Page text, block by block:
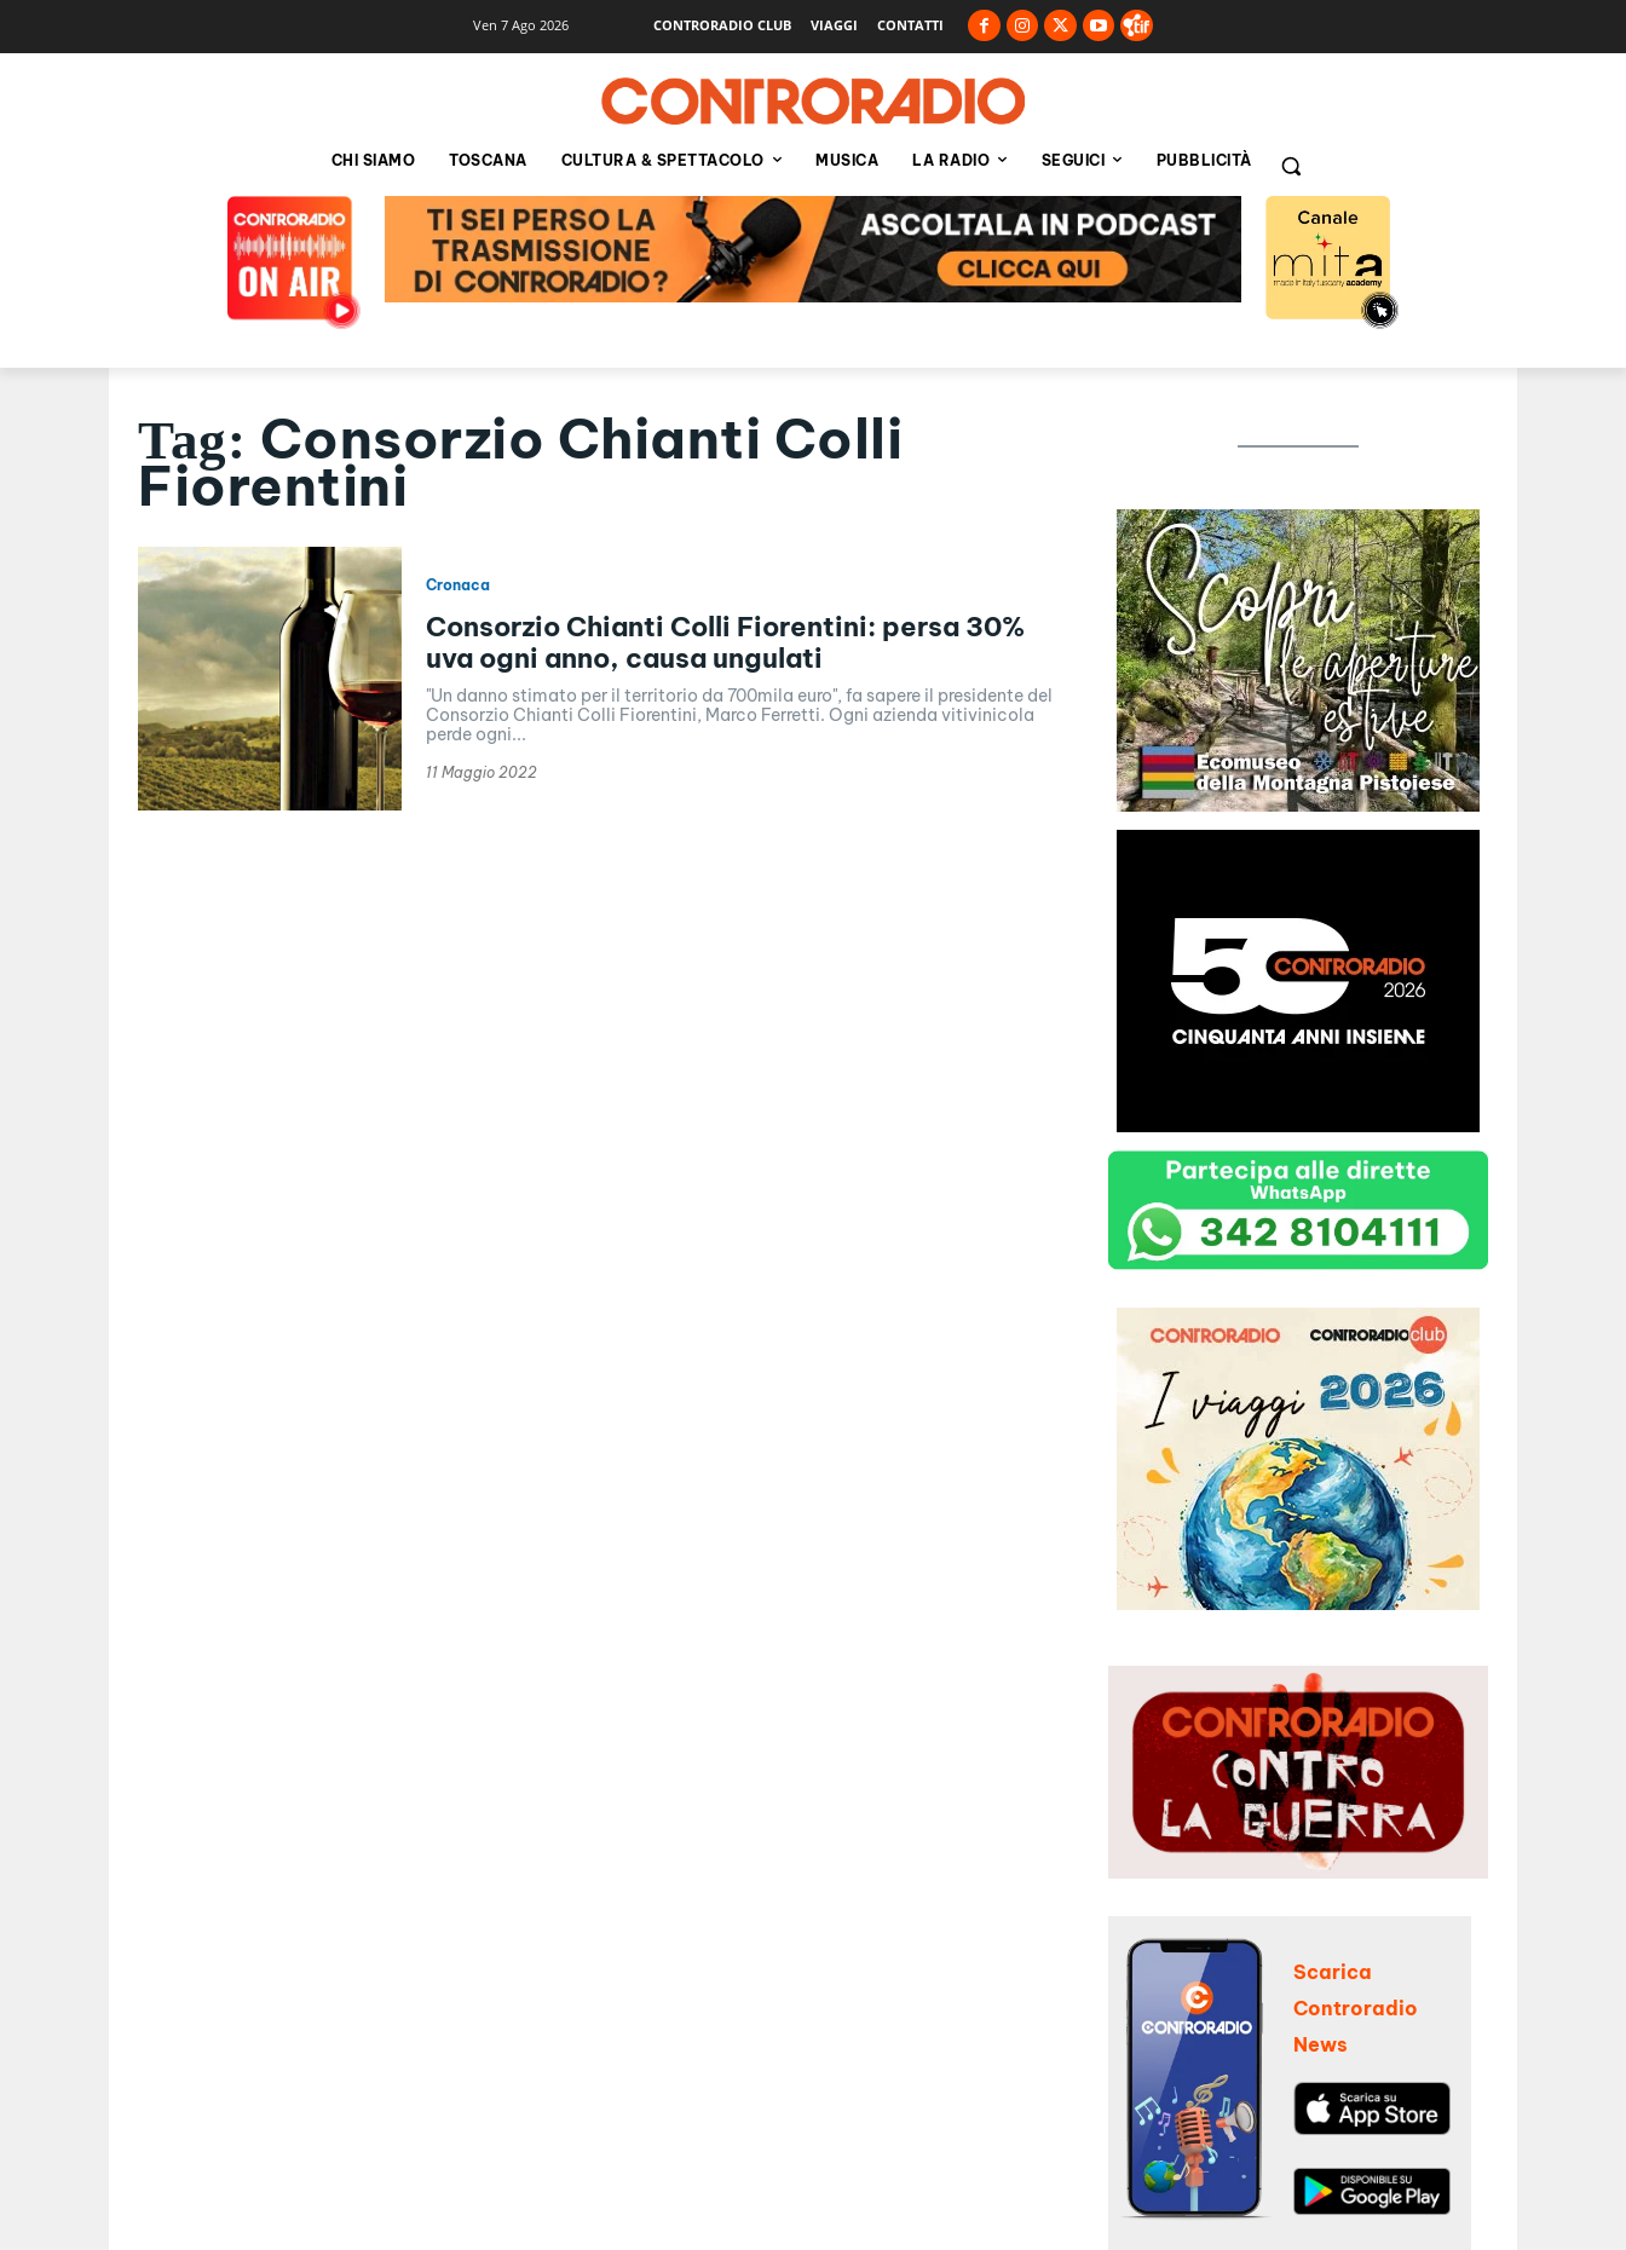
Ven 7 Ago 2026 CONTRORADIO CLUB VIAGGI CONTATTI
CHI SIAMO TOSCANA CULTURA & SPETTACOLO MUSICA LA RADIO SEGUICI PUBBLICITÀ
Tag: Consorzio Chianti Colli
Fiorentini
Cronaca
Consorzio Chianti Colli Fiorentini: persa 30%
uva ogni anno, causa ungulati
"Un danno stimato per il territorio da 700mila euro", fa sapere il presidente del
Consorzio Chianti Colli Fiorentini, Marco Ferretti. Ogni azienda vitivinicola
perde ogni...
11 Maggio 2022
Scarica
Controradio
News